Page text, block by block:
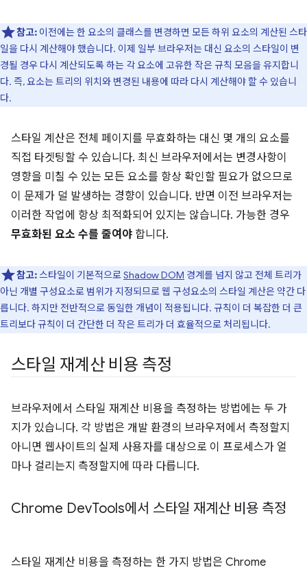
참고: 이전에는 한 요소의 클래스를 변경하면 모든 하위 요소의 계산된 스타
일을 다시 계산해야 했습니다. 이제 일부 브라우저는 대신 요소의 스타일이 변
경될 경우 다시 계산되도록 하는 각 요소에 고유한 작은 규칙 모음을 유지합니
다. 즉, 요소는 트리의 위치와 변경된 내용에 따라 다시 계산해야 할 수 있습니
다.
스타일 계산은 전체 페이지를 무효화하는 대신 몇 개의 요소를
직접 타겟팅할 수 있습니다. 최신 브라우저에서는 변경사항이
영향을 미칠 수 있는 모든 요소를 항상 확인할 필요가 없으므로
이 문제가 덜 발생하는 경향이 있습니다. 반면 이전 브라우저는
이러한 작업에 항상 최적화되어 있지는 않습니다. 가능한 경우
무효화된 요소 수를 줄여야 합니다.
참고:스타일이 기본적으로 Shadow DOM 경계를 넘지 않고 전체 트리가
아닌 개별 구성요소로 범위가 지정되므로 웹 구성요소의 스타일 계산은 약간 다
릅니다. 하지만 전반적으로 동일한 개념이 적용됩니다. 규칙이 더 복잡한 더 큰
트리보다 규칙이 더 간단한 더 작은 트리가 더 효율적으로 처리됩니다.
스타일 재계산 비용 측정
브라우저에서 스타일 재계산 비용을 측정하는 방법에는 두 가
지가 있습니다. 각 방법은 개발 환경의 브라우저에서 측정할지
아니면 웹사이트의 실제 사용자를 대상으로 이 프로세스가 얼
마나 걸리는지 측정할지에 따라 다릅니다.
Chrome DevTools에서 스타일 재계산 비용 측정
스타일 재계산 비용을 측정하는 한 가지 방법은 Chrome